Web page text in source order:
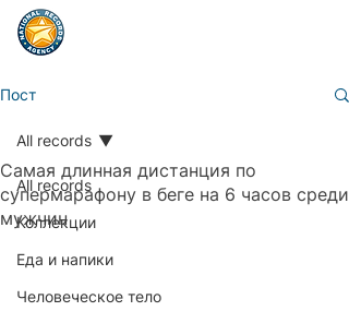
Пост
All records
Коллекции
Еда и напики
Человеческое тело
All records
Самая длинная дистанция по
супермарафону в беге на 6 часов среди
мужчин